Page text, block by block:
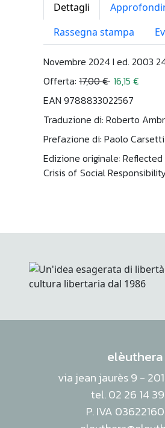
Dettagli
Rassegna stampa
Novembre 2024 I ed. 2003
Offerta: 17,00 € 16,15 €
EAN 9788833022567
Traduzione di: Roberto
Prefazione di: Paolo Carsetti
Edizione originale:
Crisis of Social
elèuthera
via jean jaurès 9 -
tel. 02 26 14
P. IVA